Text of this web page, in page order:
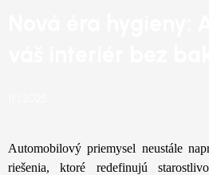
Automobilový priemysel neustále
riešenia, ktoré redefinujú